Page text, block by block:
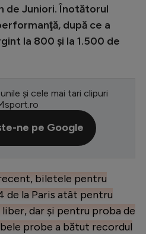
League
League
de Juniori. Înotătorul
după ce a
la 800 şi la 1.500 de
și cele mai tari clipuri
ne pe Google
biletele pentru
de la Paris atât pentru
dar şi pentru proba de
probe a bătut recordul